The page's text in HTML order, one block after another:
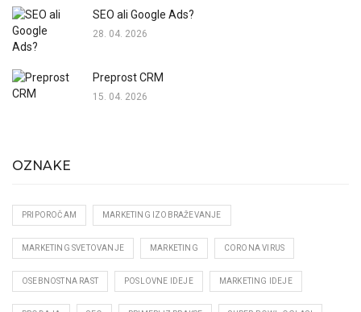
SEO ali Google Ads?
28. 04. 2026
Preprost CRM
15. 04. 2026
OZNAKE
PRIPOROČAM MARKETING IZOBRAŽEVANJE
MARKETING SVETOVANJE MARKETING CORONA VIRUS
OSEBNOSTNA RAST POSLOVNE IDEJE MARKETING IDEJE